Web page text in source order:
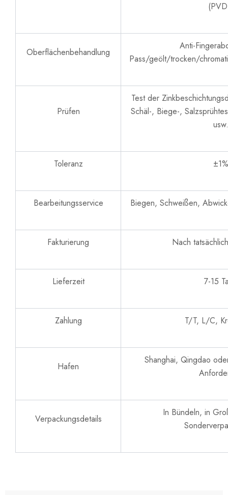
Oberflächenbehandlung
Anti-
Pass/geölt/trocken/
Prüfen
Test der
Schäl-, Biege-,
usw.
Toleranz ±1%
Bearbeitungsservice Biegen, Schweißen,
Fakturierung Nach
Lieferzeit 7-15
Zahlung T/T, L/C,
Hafen
Shanghai, Qingdao
Verpackungsdetails
In Bündeln, in